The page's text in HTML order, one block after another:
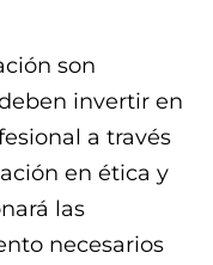
son
invertir en
a través
en ética y
las
necesarios